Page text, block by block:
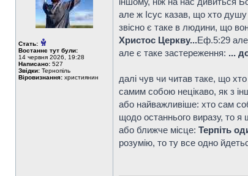
Стать:
Востаннє тут були:
14 червня 2026, 19:28
Написано: 527
Звідки: Тернопіль
Віровизнання: християнин
але ж Ісус казав, що хто душу
звісно є таке в людини, що
Христос Церкву...Еф.5:29
але є таке застереження: ...
далі чув чи читав таке, що
самим собою нецікаво, як з
або найважливіше: хто сам
щодо останнього виразу, то
або ближче місце: Терпіть
розумію, то ту все одно